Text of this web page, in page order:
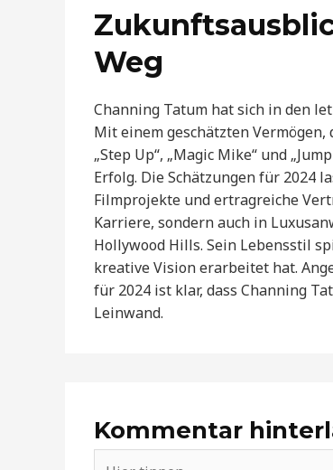
Weg
Channing Tatum hat sich in den
Mit einem geschätzten
„Step Up“, „Magic Mike“ und
Erfolg. Die Schätzungen für 2024
Filmprojekte und ertragreiche
Karriere, sondern auch in
Hollywood Hills. Sein Lebensstil
kreative Vision erarbeitet hat.
für 2024 ist klar, dass Channing
Leinwand.
Kommentar